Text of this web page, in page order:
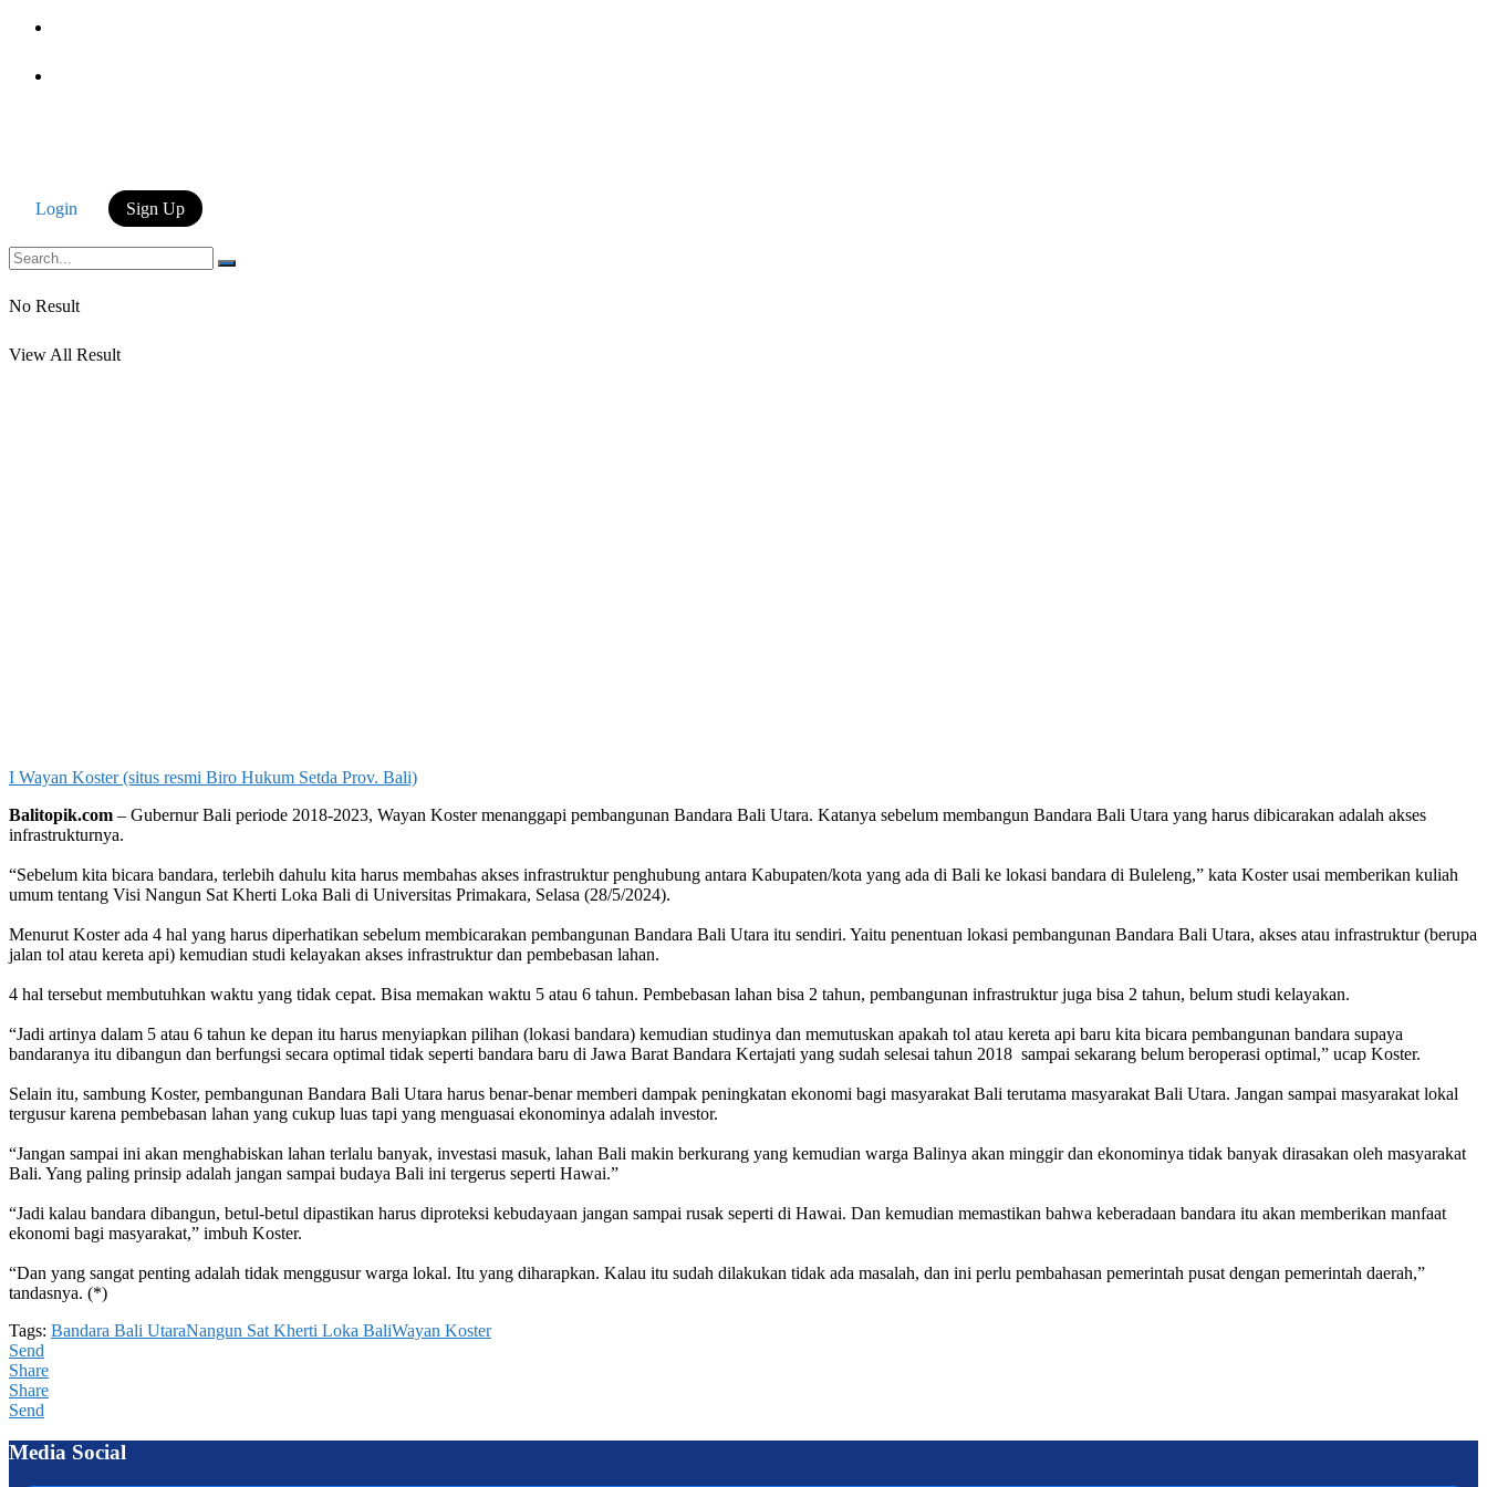
Login Sign Up
No Result
View All Result
I Wayan Koster (situs resmi Biro Hukum Setda Prov. Bali)
Balitopik.com – Gubernur Bali periode 2018-2023, Wayan Koster menanggapi pembangunan Bandara Bali Utara. Katanya sebelum membangun Bandara Bali Utara yang harus dibicarakan adalah akses
infrastrukturnya.
“Sebelum kita bicara bandara, terlebih dahulu kita harus membahas akses infrastruktur penghubung antara Kabupaten/kota yang ada di Bali ke lokasi bandara di Buleleng,” kata Koster usai memberikan kuliah
umum tentang Visi Nangun Sat Kherti Loka Bali di Universitas Primakara, Selasa (28/5/2024).
Menurut Koster ada 4 hal yang harus diperhatikan sebelum membicarakan pembangunan Bandara Bali Utara itu sendiri. Yaitu penentuan lokasi pembangunan Bandara Bali Utara, akses atau infrastruktur (berupa
jalan tol atau kereta api) kemudian studi kelayakan akses infrastruktur dan pembebasan lahan.
4 hal tersebut membutuhkan waktu yang tidak cepat. Bisa memakan waktu 5 atau 6 tahun. Pembebasan lahan bisa 2 tahun, pembangunan infrastruktur juga bisa 2 tahun, belum studi kelayakan.
“Jadi artinya dalam 5 atau 6 tahun ke depan itu harus menyiapkan pilihan (lokasi bandara) kemudian studinya dan memutuskan apakah tol atau kereta api baru kita bicara pembangunan bandara supaya
bandaranya itu dibangun dan berfungsi secara optimal tidak seperti bandara baru di Jawa Barat Bandara Kertajati yang sudah selesai tahun 2018 sampai sekarang belum beroperasi optimal,” ucap Koster.
Selain itu, sambung Koster, pembangunan Bandara Bali Utara harus benar-benar memberi dampak peningkatan ekonomi bagi masyarakat Bali terutama masyarakat Bali Utara. Jangan sampai masyarakat lokal
tergusur karena pembebasan lahan yang cukup luas tapi yang menguasai ekonominya adalah investor.
“Jangan sampai ini akan menghabiskan lahan terlalu banyak, investasi masuk, lahan Bali makin berkurang yang kemudian warga Balinya akan minggir dan ekonominya tidak banyak dirasakan oleh masyarakat
Bali. Yang paling prinsip adalah jangan sampai budaya Bali ini tergerus seperti Hawai.”
“Jadi kalau bandara dibangun, betul-betul dipastikan harus diproteksi kebudayaan jangan sampai rusak seperti di Hawai. Dan kemudian memastikan bahwa keberadaan bandara itu akan memberikan manfaat
ekonomi bagi masyarakat,” imbuh Koster.
“Dan yang sangat penting adalah tidak menggusur warga lokal. Itu yang diharapkan. Kalau itu sudah dilakukan tidak ada masalah, dan ini perlu pembahasan pemerintah pusat dengan pemerintah daerah,”
tandasnya. (*)
Tags: Bandara Bali UtaraNangun Sat Kherti Loka BaliWayan Koster
Send
Share
Share
Send
Media Social